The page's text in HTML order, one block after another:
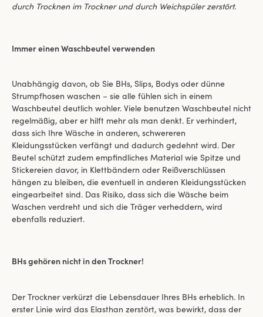
durch Trocknen im Trockner und durch Weichspüler zerstört.
Immer einen Waschbeutel verwenden
Unabhängig davon, ob Sie BHs, Slips, Bodys oder dünne
Strumpfhosen waschen – sie alle fühlen sich in einem
Waschbeutel deutlich wohler. Viele benutzen Waschbeutel nicht
regelmäßig, aber er hilft mehr als man denkt. Er verhindert,
dass sich Ihre Wäsche in anderen, schwereren
Kleidungsstücken verfängt und dadurch gedehnt wird. Der
Beutel schützt zudem empfindliches Material wie Spitze und
Stickereien davor, in Klettbändern oder Reißverschlüssen
hängen zu bleiben, die eventuell in anderen Kleidungsstücken
eingearbeitet sind. Das Risiko, dass sich die Wäsche beim
Waschen verdreht und sich die Träger verheddern, wird
ebenfalls reduziert.
BHs gehören nicht in den Trockner!
Der Trockner verkürzt die Lebensdauer Ihres BHs erheblich. In
erster Linie wird das Elasthan zerstört, was bewirkt, dass der